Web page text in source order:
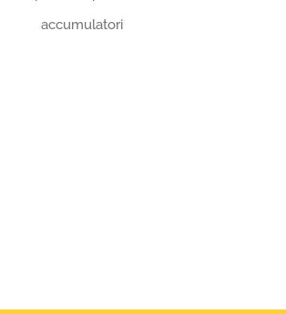
accumulatori